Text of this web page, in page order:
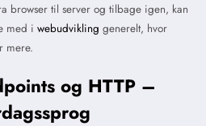
browser til server og tilbage igen, kan
med i webudvikling generelt, hvor
mere.
og HTTP –